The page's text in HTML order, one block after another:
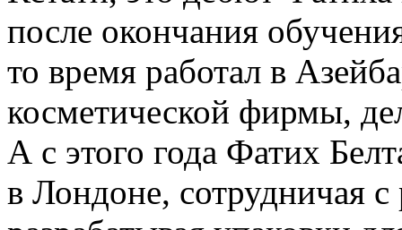
после окончания
то время работал в
косметической фирмы,
А с этого года Фатих
в Лондоне, сотрудничая